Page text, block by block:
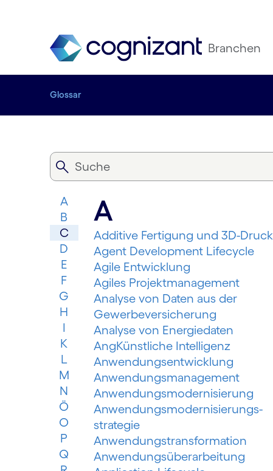
Branchen
Glossar
A
B
C
D
E
F
G
H
I
K
L
M
N
Ö
O
P
Q
A
Additive Fertigung und 3D-Druck
Agent Development Lifecycle
Agile Entwicklung
Agiles Projektmanagement
Analyse von Daten aus der
Gewerbeversicherung
Analyse von Energiedaten
AngKünstliche Intelligenz
Anwendungsentwicklung
Anwendungsmanagement
Anwendungsmodernisierung
Anwendungsmodernisierungs­
strategie
Anwendungs­trans­for­mation
Anwendungsüberarbeitung